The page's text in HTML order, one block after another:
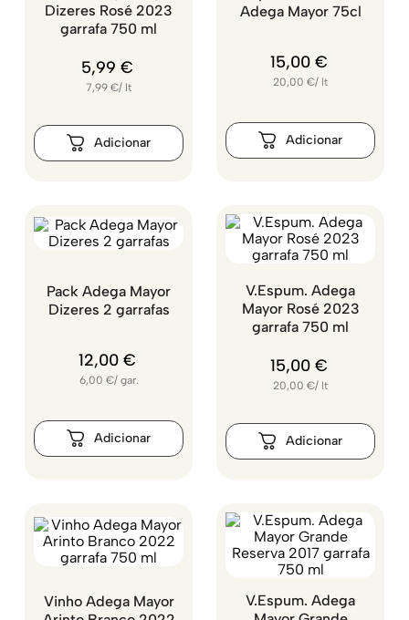
Dizeres Rosé 2023
garrafa 750 ml
5,99 €
7,99 €/ lt
Adega Mayor 75cl
15,00 €
20,00 €/ lt
Pack Adega Mayor
Dizeres 2 garrafas
12,00 €
6,00 €/ gar.
V.Espum. Adega
Mayor Rosé 2023
garrafa 750 ml
15,00 €
20,00 €/ lt
Vinho Adega Mayor
V.Espum. Adega